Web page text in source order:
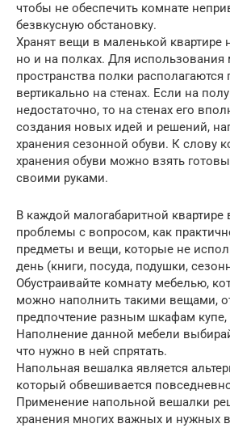
чтобы не обеспечить комнате
безвкусную обстановку.
Хранят вещи в маленькой квартире
но и на полках. Для использования
пространства полки
вертикально на стенах. Если на
недостаточно, то на стенах его
создания новых идей и решений,
хранения сезонной обуви. К слову
хранения обуви можно взять
своими руками.
В каждой малогабаритной квартире
проблемы с вопросом, как
предметы и вещи, которые не
день (книги, посуда, подушки,
Обустраивайте комнату мебелью,
можно наполнить такими вещами,
предпочтение разным шкафам
Наполнение данной мебели
что нужно в ней спрятать.
Напольная вешалка является
который обвешивается
Применение напольной вешалки
хранения многих важных и нужных